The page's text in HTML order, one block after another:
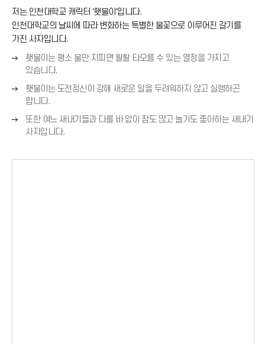
드
아
이
저는 인천대학교 캐릭터 '횃불이'입니다.
인천대학교의 날씨에 따라 변화하는 특별한 불꽃으로 이루어진 갈기를
가진 사자입니다.
오
른
쪽
화
살
표
(
)
횃불이는 평소 불만 지피면 활활 타오를 수 있는 열정을 가지고
있습니다.
오
른
쪽
화
살
(
횃불이는 도전정신이 강해 새로운 일을 두려워하지 않고 실행하곤
합니다.
오
른
또한 여느 새내기들과 다를 바 없이 잠도 많고 놀기도 좋아하는 새내기
사자입니다.